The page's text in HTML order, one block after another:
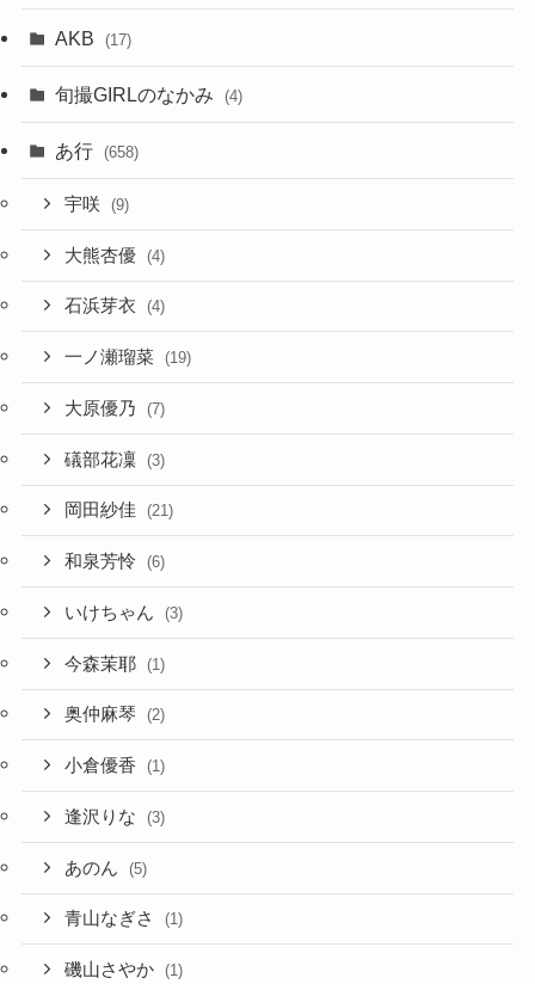
AKB (17)
旬撮GIRLのなかみ (4)
あ行 (658)
宇咲 (9)
大熊杏優 (4)
石浜芽衣 (4)
一ノ瀬瑠菜 (19)
大原優乃 (7)
礒部花凜 (3)
岡田紗佳 (21)
和泉芳怜 (6)
いけちゃん (3)
今森茉耶 (1)
奥仲麻琴 (2)
小倉優香 (1)
逢沢りな (3)
あのん (5)
青山なぎさ (1)
磯山さやか (1)